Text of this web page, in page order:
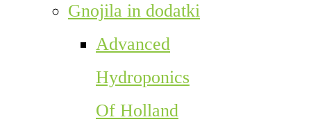
Gnojila in dodatki
Advanced
Hydroponics
Of Holland